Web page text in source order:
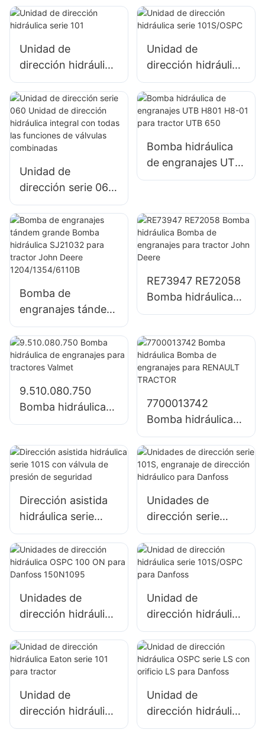
Unidad de
dirección hidráulica
serie 101
Unidad de
dirección hidráulica
serie 101S/OSPC
Unidad de
dirección serie 060
Unidad de
dirección hidráulica
integral con todas
las funciones de
válvulas
Bomba hidráulica
de engranajes UTB
H801 H8-01 para
Bomba de
engranajes tándem
grande Bomba
hidráulica SJ21032
para tractor John
Deere
1204/1354/6110B
RE73947 RE72058
Bomba hidráulica
Bomba de
tractor John Deere
9.510.080.750
Bomba hidráulica
de engranajes para
7700013742
Bomba hidráulica
Bomba de
engranajes para
RENAULT
TRACTOR
Dirección asistida
hidráulica serie
101S con válvula de
presión de
seguridad
Unidades de
dirección serie
101S, engranaje de
dirección hidráulico
para Danfoss
Unidades de
dirección hidráulica
OSPC 100 ON para
Danfoss 150N1095
Unidad de
dirección hidráulica
serie 101S/OSPC
para Danfoss
Unidad de
dirección hidráulica
Eaton serie 101
Unidad de
dirección hidráulica
OSPC serie LS con